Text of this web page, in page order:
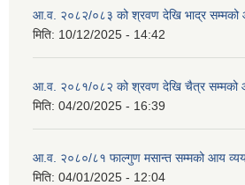
आ.व. २०८२/०८३ को श्रवण देखि भाद्र सम्मको
मिति: 10/12/2025 - 14:42
आ.व. २०८१/०८२ को श्रवण देखि चैत्र सम्मको
मिति: 04/20/2025 - 16:39
आ.व. २०८०/८१ फाल्गुण मसान्त सम्मको आय
मिति: 04/01/2025 - 12:04